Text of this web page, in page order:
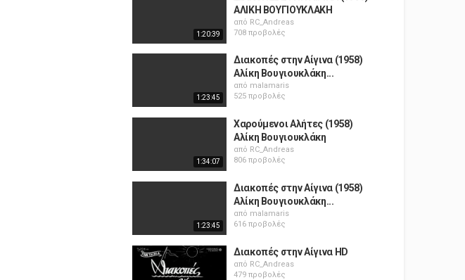
1:20:39
ΑΛΙΚΗ ΒΟΥΓΙΟΥΚΛΑΚΗ
από RC_Andreas
708 προβολές
1:23:45
Διακοπές στην Αίγινα (1958)
Αλίκη Βουγιουκλάκη...
από malamaris
525 προβολές
1:34:07
Χαρούμενοι Αλήτες (1958)
Αλίκη Βουγιουκλάκη
από RC_Andreas
806 προβολές
1:23:45
Διακοπές στην Αίγινα (1958)
Αλίκη Βουγιουκλάκη...
από malamaris
616 προβολές
Διακοπές στην Αίγινα HD
από RC_Andreas
479 προβολές